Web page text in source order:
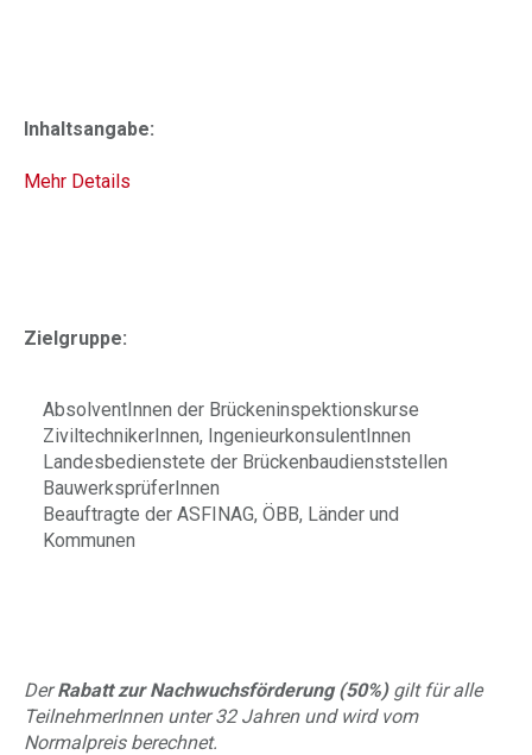
Inhaltsangabe:
Mehr Details
Zielgruppe:
AbsolventInnen der Brückeninspektionskurse
ZiviltechnikerInnen, IngenieurkonsulentInnen
Landesbedienstete der Brückenbaudienststellen
BauwerksprüferInnen
Beauftragte der ASFINAG, ÖBB, Länder und
Kommunen
DerRabatt zur Nachwuchsförderung (50%) gilt für alle
TeilnehmerInnen unter 32 Jahren und wird vom
Normalpreis berechnet.